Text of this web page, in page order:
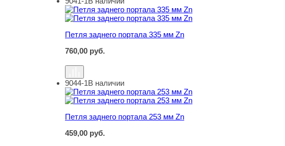
Петля заднего портала 335 мм Zn
Петля заднего портала 335 мм Zn
760,00 руб.
Петля заднего портала 253 мм Zn
9044-1В наличии
Петля заднего портала 253 мм Zn
459,00 руб.